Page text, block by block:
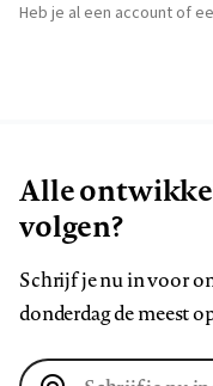
Heb je al een account of
Alle
volgen?
Schrijf je nu in voor
donderdag de meest